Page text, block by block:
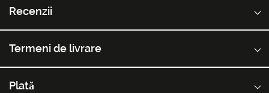
Recenzii
Termeni de livrare
Plată